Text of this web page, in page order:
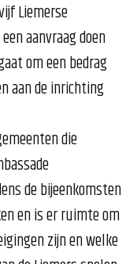
Liemerse
aanvraag doen
om een bedrag
aan de inrichting
die
de bijeenkomsten
en is er ruimte om
zijn en welke